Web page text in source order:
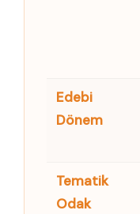
Edebi
Dönem
Tematik
Odak